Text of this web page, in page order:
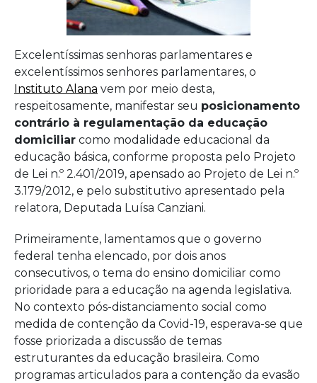
Excelentíssimas senhoras parlamentares e
excelentíssimos senhores parlamentares, o
Instituto Alana vem por meio desta,
respeitosamente, manifestar seu posicionamento
contrário à regulamentação da educação
domiciliar como modalidade educacional da
educação básica, conforme proposta pelo Projeto
de Lei n.º 2.401/2019, apensado ao Projeto de Lei n.º
3.179/2012, e pelo substitutivo apresentado pela
relatora, Deputada Luísa Canziani.
Primeiramente, lamentamos que o governo
federal tenha elencado, por dois anos
consecutivos, o tema do ensino domiciliar como
prioridade para a educação na agenda legislativa.
No contexto pós-distanciamento social como
medida de contenção da Covid-19, esperava-se que
fosse priorizada a discussão de temas
estruturantes da educação brasileira. Como
programas articulados para a contenção da evasão